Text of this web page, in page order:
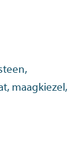
maagkiezel,